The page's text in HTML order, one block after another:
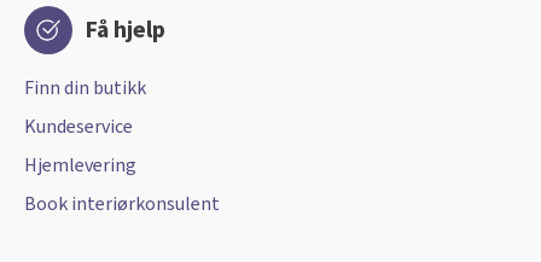
Få hjelp
Finn din butikk
Kundeservice
Hjemlevering
Book interiørkonsulent